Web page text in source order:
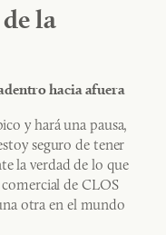
la
hacia afuera
y hará una pausa,
seguro de tener
la verdad de lo que
de CLOS
otra en el mundo